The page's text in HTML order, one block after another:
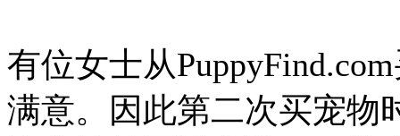
有位女士从
满意。因此第二次买宠物